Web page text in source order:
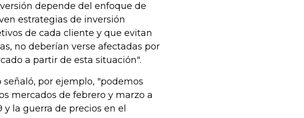
depende del enfoque de
estrategias de inversión
de cada cliente y que evitan
no deberían verse afectadas por
a partir de esta situación".
por ejemplo, "podemos
mercados de febrero y marzo a
la guerra de precios en el